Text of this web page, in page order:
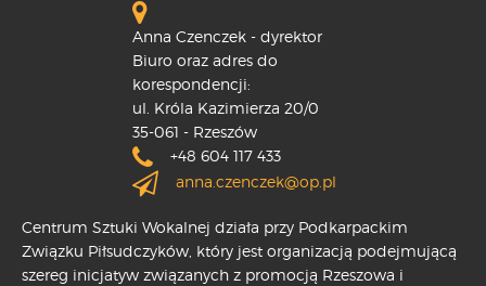
Anna Czenczek - dyrektor
Biuro oraz adres do
korespondencji:
ul. Króla Kazimierza 20/0
35-061 - Rzeszów
+48 604 117 433
anna.czenczek@op.pl
Centrum Sztuki Wokalnej działa przy Podkarpackim
Związku Piłsudczyków, który jest organizacją podejmującą
szereg inicjatyw związanych z promocją Rzeszowa i